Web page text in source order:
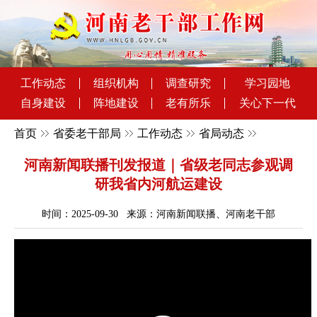
工作动态 组织机构 调查研究
学习园地
自身建设
阵地建设 老有所乐 关心下一代
首页 省委老干部局 工作动态 省局动态
河南新闻联播刊发报道｜省级老同志参观调
研我省内河航运建设
时间：2025-09-30 来源：河南新闻联播、河南老干部